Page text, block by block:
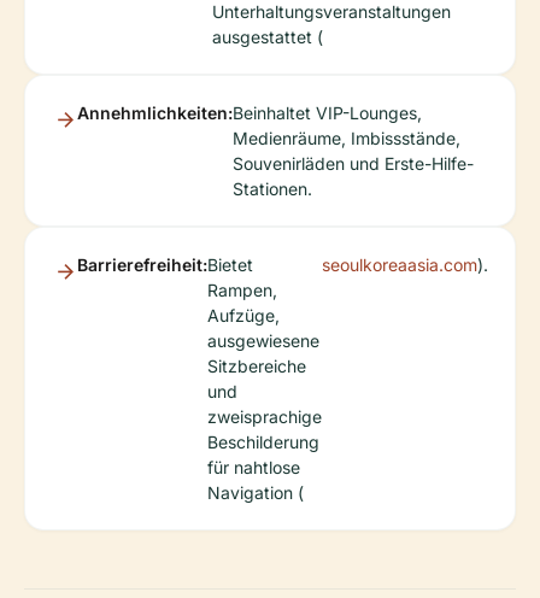
Unterhaltungsveranstaltungen
ausgestattet (
Annehmlichkeiten:Beinhaltet VIP-Lounges,
Medienräume, Imbissstände,
Souvenirläden und Erste-Hilfe-
Stationen.
Barrierefreiheit:Bietet
Rampen,
Aufzüge,
ausgewiesene
Sitzbereiche
und
zweisprachige
Beschilderung
für nahtlose
Navigation (
seoulkoreaasia.com).